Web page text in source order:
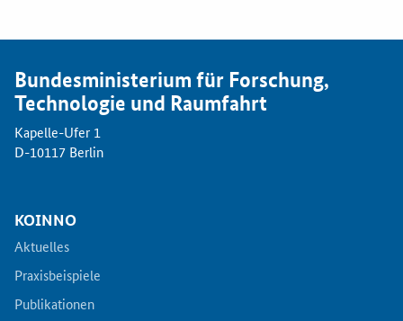
Aktuelle Veranstaltungen
Bundesministerium für Forschung,
Technologie und Raumfahrt
Kapelle-Ufer 1
D-10117 Berlin
KOINNO
Aktuelles
Praxisbeispiele
Publikationen